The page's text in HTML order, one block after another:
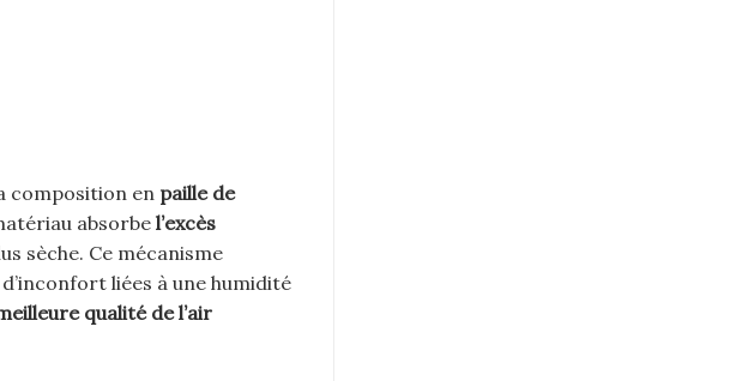
composition en paille de
absorbel’excès
sèche. Ce mécanisme
liées à une humidité
qualité de l’air